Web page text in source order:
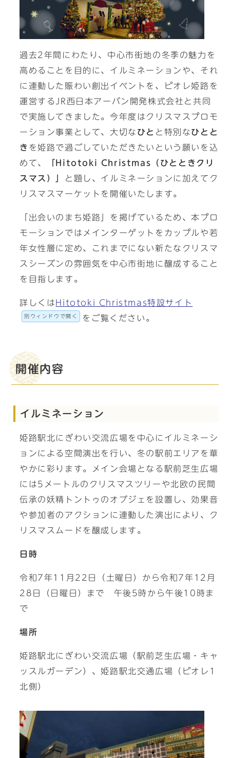
過去2年間にわたり、中心市街地の冬季の魅力を
高めることを目的に、イルミネーションや、それ
に連動した賑わい創出イベントを、ピオレ姫路を
運営するJR西日本アーバン開発株式会社と共同
で実施してきました。今年度はクリスマスプロモ
ーション事業として、大切な ひと と特別なひとと
き を姫路で過ごしていただきたいという願いを込
めて、
「Hitotoki Christmas（ひとときクリ
スマス）」
と題し、イルミネーションに加えてク
リスマスマーケットを開催いたします。
「出会いのまち姫路」を掲げているため、本プロ
モーションではメインターゲットをカップルや若
年女性層に定め、これまでにない新たなクリスマ
スシーズンの雰囲気を中心市街地に醸成すること
を目指します。
詳しくは Hitotoki Christmas特設サイト
別ウィンドウで開く をご覧ください。
開催内容
イルミネーション
姫路駅北にぎわい交流広場を中心にイルミネーシ
ョンによる空間演出を行い、冬の駅前エリアを華
やかに彩ります。メイン会場となる駅前芝生広場
には5メートルのクリスマスツリーや北欧の民間
伝承の妖精トントゥのオブジェを設置し、効果音
や参加者のアクションに連動した演出により、ク
リスマスムードを醸成します。
日時
令和7年11月22日（土曜日）から令和7年12月
28日（日曜日）まで 午後5時から午後10時ま
で
場所
姫路駅北にぎわい交流広場（駅前芝生広場・キャ
ッスルガーデン）、姫路駅北交通広場（ピオレ1
北側）